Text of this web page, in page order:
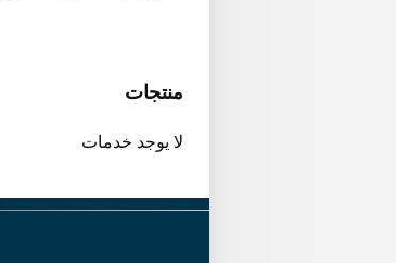
منتجات
لا يوجد خدمات